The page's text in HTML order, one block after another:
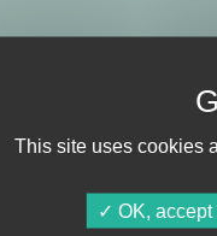
This site uses cookies
OK, accept